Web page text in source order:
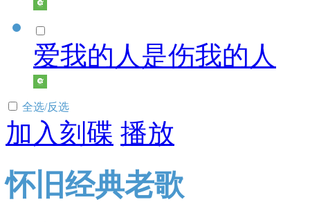
爱我的人是伤我的人
全选/反选
加入刻碟 播放
怀旧经典老歌